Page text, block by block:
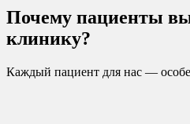
Почему пациенты
клинику?
Каждый пациент для нас —